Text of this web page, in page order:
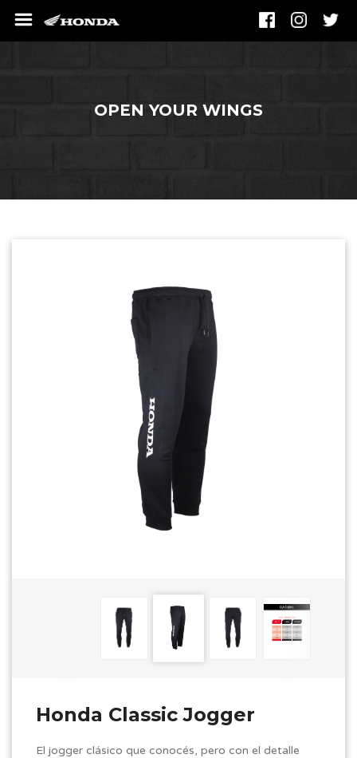
OPEN YOUR WINGS
Honda Classic Jogger
El jogger clásico que conocés, pero con el detalle